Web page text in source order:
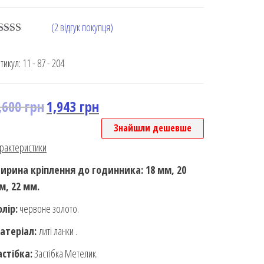
on
(2відгук покупця)
11 - 87 - 204
грн1,943 грн
Знайшли дешевше
кріплення до годинника: 18 мм, 20
22 мм.
червоне золото.
литі ланки .
Застібка Метелик.